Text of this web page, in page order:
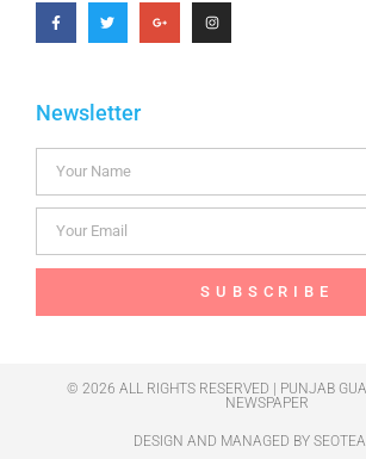
Newsletter
SUBSCRIBE
© 2026 ALL RIGHTS RESERVED | PUNJAB
NEWSPAPER
DESIGN AND MANAGED BY